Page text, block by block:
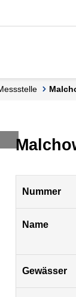
Messstelle
Berlin
Nummer
Name
Gewässer